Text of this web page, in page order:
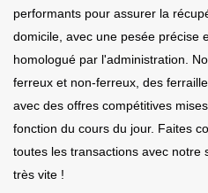
performants pour assurer la
domicile, avec une pesée précise
homologué par l'administration.
ferreux et non-ferreux, des
avec des offres compétitives
fonction du cours du jour. Faites
toutes les transactions avec notre
très vite !